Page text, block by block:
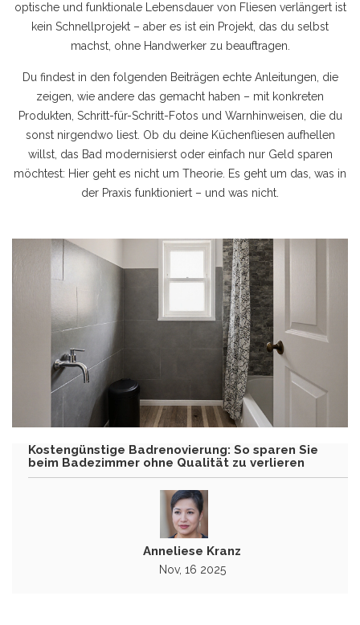
optische und funktionale Lebensdauer von Fliesen verlängertist
kein Schnellprojekt – aber es ist ein Projekt, das du selbst
machst, ohne Handwerker zu beauftragen.
Du findest in den folgenden Beiträgen echte Anleitungen, die
zeigen, wie andere das gemacht haben – mit konkreten
Produkten, Schritt-für-Schritt-Fotos und Warnhinweisen, die du
sonst nirgendwo liest. Ob du deine Küchenfliesen aufhellen
willst, das Bad modernisierst oder einfach nur Geld sparen
möchtest: Hier geht es nicht um Theorie. Es geht um das, was in
der Praxis funktioniert – und was nicht.
Kostengünstige Badrenovierung: So sparen Sie
beim Badezimmer ohne Qualität zu verlieren
Anneliese Kranz
Nov, 16 2025